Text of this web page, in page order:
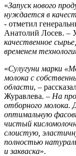
«Запуск нового
нуждается в
- отметил
Анатолий Лосев. –
качественное
временем
«Сулугуни марки
молока с
области, –
Журавлева. – На
отборного молока.
оптимальную
чистый
слоистую,
полностью
и закваска».